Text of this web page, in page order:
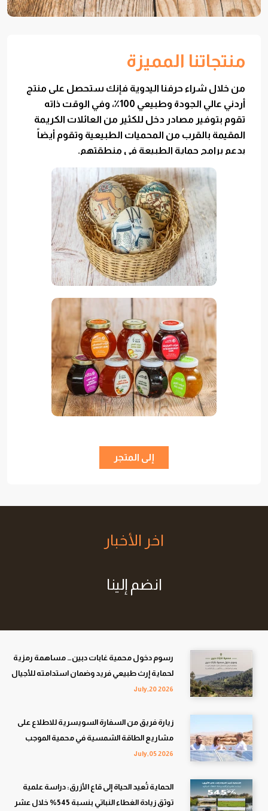
منتجاتنا المميزة
من خلال شراء حرفنا اليدوية فإنك ستحصل على منتج
أردني عالي الجودة وطبيعي 100٪، وفي الوقت ذاته
تقوم بتوفير مصادر دخل للكثير من العائلات الكريمة
المقيمة بالقرب من المحميات الطبيعية وتقوم أيضاً
بدعم برامج حماية الطبيعة في منطقتهم.
إلى المتجر
اخر الأخبار
انضم إلينا
رسوم دخول محمية غابات دبين… مساهمة رمزية
لحماية إرث طبيعي فريد وضمان استدامته للأجيال
القادمة
July,20 2026
زيارة فريق من السفارة السويسرية للاطلاع على
مشاريع الطاقة الشمسية في محمية الموجب
للمحيط الحيوي
July,05 2026
الحماية تُعيد الحياة إلى قاع الأزرق: دراسة علمية
توثق زيادة الغطاء النباتي بنسبة 545% خلال عشر